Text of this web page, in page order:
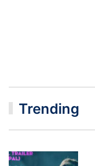
Trending